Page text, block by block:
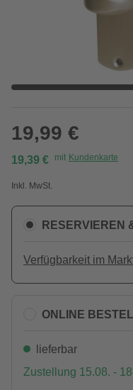
19,99 €
19,39 € mit Kundenkarte
Inkl. MwSt.
RESERVIEREN
Verfügbarkeit im
ONLINE
lieferbar
Zustellung 15.08. -